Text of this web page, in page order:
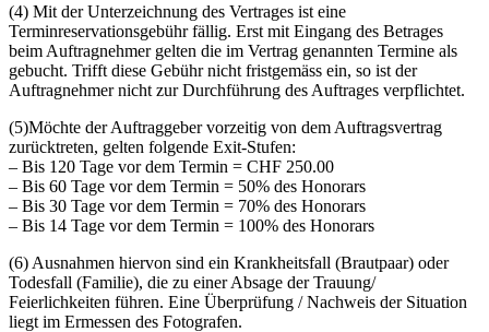
(4) Mit der Unterzeichnung des Vertrages ist eine
Terminreservationsgebühr fällig. Erst mit Eingang des Betrages
beim Auftragnehmer gelten die im Vertrag genannten Termine als
gebucht. Trifft diese Gebühr nicht fristgemäss ein, so ist der
Auftragnehmer nicht zur Durchführung des Auftrages verpflichtet.
(5)Möchte der Auftraggeber vorzeitig von dem Auftragsvertrag
zurücktreten, gelten folgende Exit-Stufen:
– Bis 120 Tage vor dem Termin = CHF 250.00
– Bis 60 Tage vor dem Termin = 50% des Honorars
– Bis 30 Tage vor dem Termin = 70% des Honorars
– Bis 14 Tage vor dem Termin = 100% des Honorars
(6) Ausnahmen hiervon sind ein Krankheitsfall (Brautpaar) oder
Todesfall (Familie), die zu einer Absage der Trauung/
Feierlichkeiten führen. Eine Überprüfung / Nachweis der Situation
liegt im Ermessen des Fotografen.